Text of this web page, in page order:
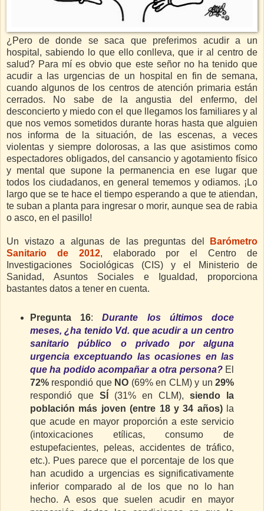
¿Pero de donde se saca que preferimos acudir a un
hospital, sabiendo lo que ello conlleva, que ir al centro de
salud? Para mí es obvio que este señor no ha tenido que
acudir a las urgencias de un hospital en fin de semana,
cuando algunos de los centros de atención primaria están
cerrados. No sabe de la angustia del enfermo, del
desconcierto y miedo con el que llegamos los familiares y al
que nos vemos sometidos durante horas hasta que alguien
nos informa de la situación, de las escenas, a veces
violentas y siempre dolorosas, a las que asistimos como
espectadores obligados, del cansancio y agotamiento físico
y mental que supone la permanencia en ese lugar que
todos los ciudadanos, en general tememos y odiamos. ¡Lo
largo que se te hace el tiempo esperando a que te atiendan,
te suban a planta para ingresar o morir, aunque sea de rabia
o asco, en el pasillo!
Un vistazo a algunas de las preguntas del
Barómetro
Sanitario de 2012, elaborado por el Centro de
Investigaciones Sociológicas (CIS) y el Ministerio de
Sanidad, Asuntos Sociales e Igualdad, proporciona
bastantes datos a tener en cuenta.
Pregunta 16:Durante los últimos doce
meses, ¿ha tenido Vd. que acudir a un centro
sanitario público o privado por alguna
urgencia exceptuando las ocasiones en las
que ha podido acompañar a otra persona?El
72%respondió que NO (69% en CLM) y un29%
respondió queSÍ (31% en CLM),siendo la
población más joven (entre 18 y 34 años) la
que acude en mayor proporción a este servicio
(intoxicaciones etílicas, consumo de
estupefacientes, peleas, accidentes de tráfico,
etc.). Pues parece que el porcentaje de los que
han acudido a urgencias es significativamente
inferior comparado al de los que no lo han
hecho. A esos que suelen acudir en mayor